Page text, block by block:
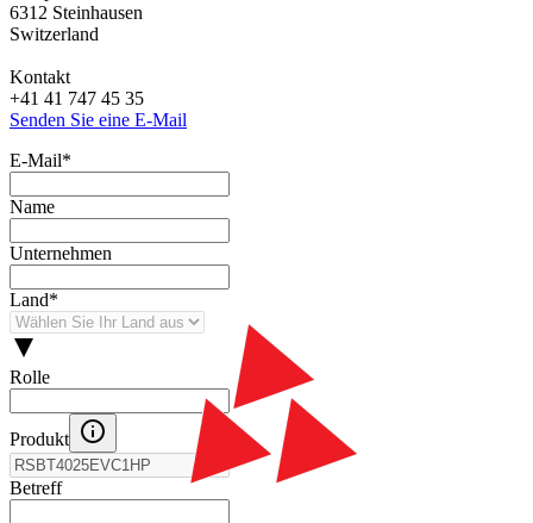
6312 Steinhausen
Switzerland
Kontakt
+41 41 747 45 35
Senden Sie eine E-Mail
E-Mail*
Name
Unternehmen
Land*
Rolle
Produkt
Betreff